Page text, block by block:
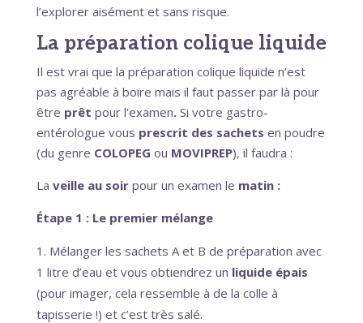
l’explorer aisément et sans risque.
La préparation colique liquide
Il est vrai que la préparation colique liquide n’est
pas agréable à boire mais il faut passer par là pour
être prêt pour l’examen. Si votre gastro-
entérologue vous prescrit des sachets en poudre
(du genre COLOPEG ou MOVIPREP), il faudra :
La veille au soirpour un examen le matin :
Étape 1 : Le premier mélange
Mélanger les sachets A et B de préparation avec
1 litre d’eau et vous obtiendrez un liquide épais
(pour imager, cela ressemble à de la colle à
tapisserie !) et c’est très salé.